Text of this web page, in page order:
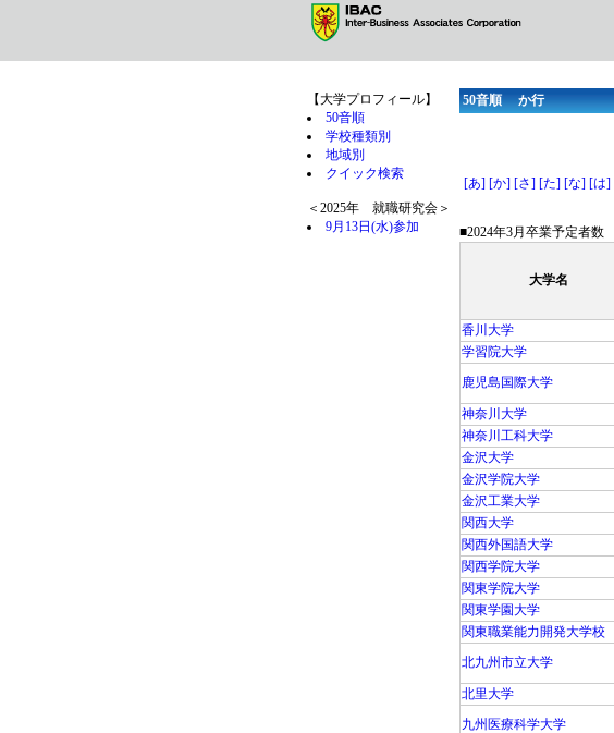
【大学プロフィール】
50音順
学校種類別
地域別
クイック検索
＜2025年 就職研究会＞
9月13日(水)参加
50音順 か行
[あ] [か] [さ] [た] [な] [は]
■2024年3月卒業予定者数
大学名
香川大学
学習院大学
鹿児島国際大学
神奈川大学
神奈川工科大学
金沢大学
金沢学院大学
金沢工業大学
関西大学
関西外国語大学
関西学院大学
関東学院大学
関東学園大学
関東職業能力開発大学校
北九州市立大学
北里大学
九州医療科学大学